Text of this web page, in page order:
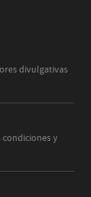
divulgativas
condiciones y